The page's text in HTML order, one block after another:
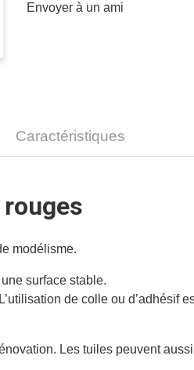
Envoyer à un ami
Caractéristiques
modélisme.
surface stable.
de colle ou d’adhésif
Les tuiles peuvent